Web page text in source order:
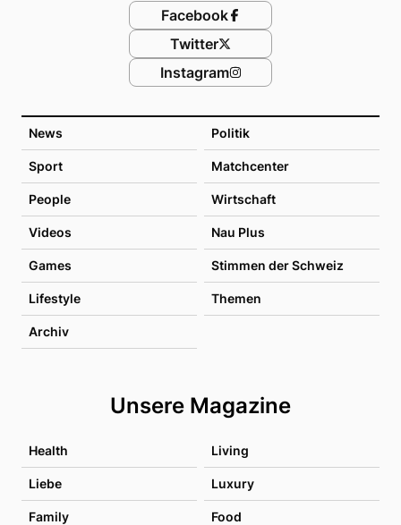
News Politik
Sport Matchcenter
People Wirtschaft
Videos Nau Plus
Games Stimmen der Schweiz
Lifestyle Themen
Archiv
Unsere Magazine
Health Living
Liebe Luxury
Family Food
Facebook
Twitter
Instagram